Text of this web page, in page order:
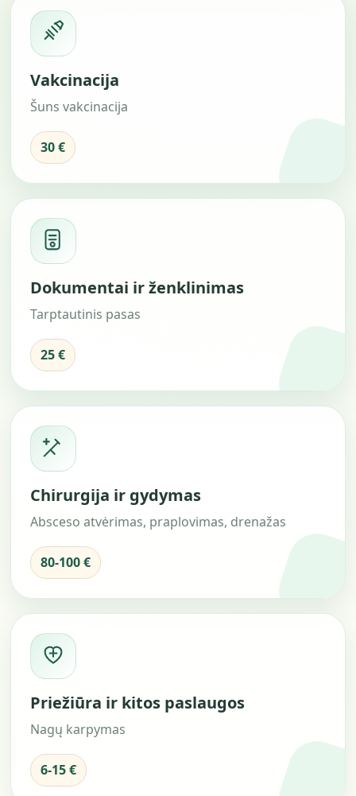
Vakcinacija
Šuns vakcinacija
30 €
Dokumentai ir ženklinimas
Tarptautinis pasas
25 €
Chirurgija ir gydymas
Absceso atvėrimas, praplovimas, drenažas
80-100 €
Priežiūra ir kitos paslaugos
Nagų karpymas
6-15 €